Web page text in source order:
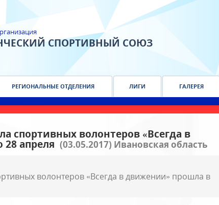
СПОРТИВНЫЙ СОЮЗ
РЕГИОНАЛЬНЫЕ ОТДЕЛЕНИЯ ЛИГИ ГАЛЕРЕЯ
спортивных волонтеров «Всегда в
апреля (03.05.2017) Ивановская область
волонтеров «Всегда в движении» прошла в